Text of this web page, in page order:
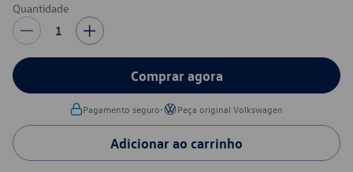
Quantidade
1
Comprar agora
Pagamento seguro• Peça original Volkswagen
Adicionar ao carrinho